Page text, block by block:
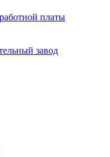
платы
завод